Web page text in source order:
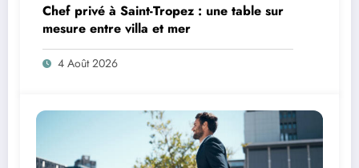
Chef privé à Saint-Tropez : une table sur
mesure entre villa et mer
4 Août 2026